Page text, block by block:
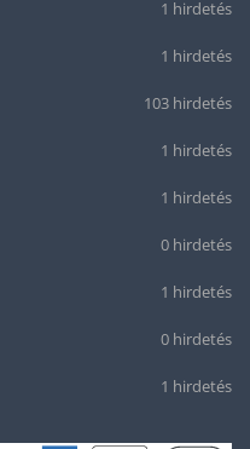
1 hirdetés
1 hirdetés
103 hirdetés
1 hirdetés
1 hirdetés
0 hirdetés
1 hirdetés
0 hirdetés
1 hirdetés